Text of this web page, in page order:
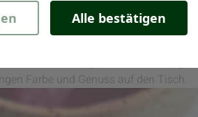
Alle bestätigen
Haus zieht, dann backen unsere Rote
Farbe und Genuss auf den Tisch.